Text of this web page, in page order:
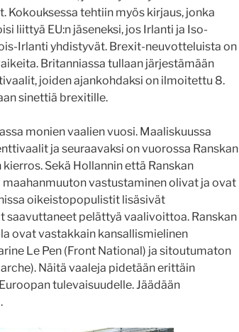
Kokouksessa tehtiin myös kirjaus, jonka
liittyä EU:n jäseneksi, jos Irlanti ja Iso-
Irlanti yhdistyvät. Brexit-neuvotteluista on
Britanniassa tullaan järjestämään
joiden ajankohdaksi on ilmoitettu 8.
sinettiä brexitille.
monien vaalien vuosi. Maaliskuussa
ja seuraavaksi on vuorossa Ranskan
Sekä Hollannin että Ranskan
maahanmuuton vastustaminen olivat ja ovat
oikeistopopulistit lisäsivät
saavuttaneet pelättyä vaalivoittoa. Ranskan
ovat vastakkain kansallismielinen
Le Pen (Front National) ja sitoutumaton
Näitä vaaleja pidetään erittäin
tulevaisuudelle. Jäädään